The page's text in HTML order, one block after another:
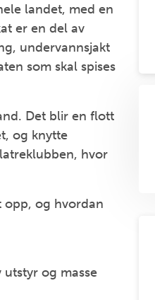
landet, med en
er en del av
undervannsjakt
som skal spises
Det blir en flott
og knytte
hvor
opp, og hvordan
og masse